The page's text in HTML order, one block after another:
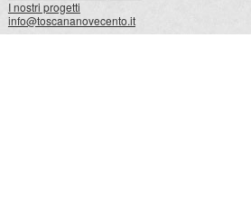
I nostri progetti
info@toscananovecento.it